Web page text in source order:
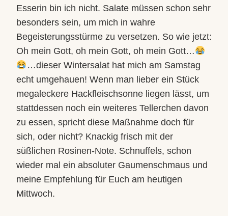
Esserin bin ich nicht. Salate müssen schon sehr
besonders sein, um mich in wahre
Begeisterungsstürme zu versetzen. So wie jetzt:
Oh mein Gott, oh mein Gott, oh mein Gott…
…dieser Wintersalat hat mich am Samstag
echt umgehauen! Wenn man lieber ein Stück
megaleckere Hackfleischsonne liegen lässt, um
stattdessen noch ein weiteres Tellerchen davon
zu essen, spricht diese Maßnahme doch für
sich, oder nicht? Knackig frisch mit der
süßlichen Rosinen-Note. Schnuffels, schon
wieder mal ein absoluter Gaumenschmaus und
meine Empfehlung für Euch am heutigen
Mittwoch.